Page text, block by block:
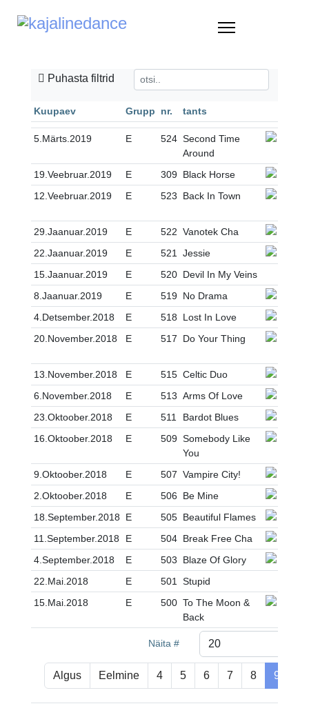
Puhasta filtrid
Kuupaev Grupp nr. tants
Näita #
Algus Eelmine 4 5 6 7 8 9
5.Märts.2019 E 524 Second Time
Around
19.Veebruar.2019
E 309 Black Horse
12.Veebruar.2019
E 523 Back In Town
29.Jaanuar.2019 E 522 Vanotek Cha
22.Jaanuar.2019
E 521
Jessie
15.Jaanuar.2019
E 520 Devil In My Veins
8.Jaanuar.2019
E 519 No Drama
4.Detsember.2018
E 518
Lost In Love
20.November.2018
E 517 Do Your Thing
13.November.2018 E 515 Celtic Duo
6.November.2018
E 513 Arms Of Love
23.Oktoober.2018
E 511
Bardot Blues
16.Oktoober.2018
E 509 Somebody Like
You
9.Oktoober.2018
E 507 Vampire City!
2.Oktoober.2018
E 506
Be Mine
18.September.2018
E 505 Beautiful Flames
11.September.2018
E 504 Break Free Cha
4.September.2018
E 503
Blaze Of Glory
22.Mai.2018
E 501
Stupid
15.Mai.2018
E 500 To The Moon &
Back